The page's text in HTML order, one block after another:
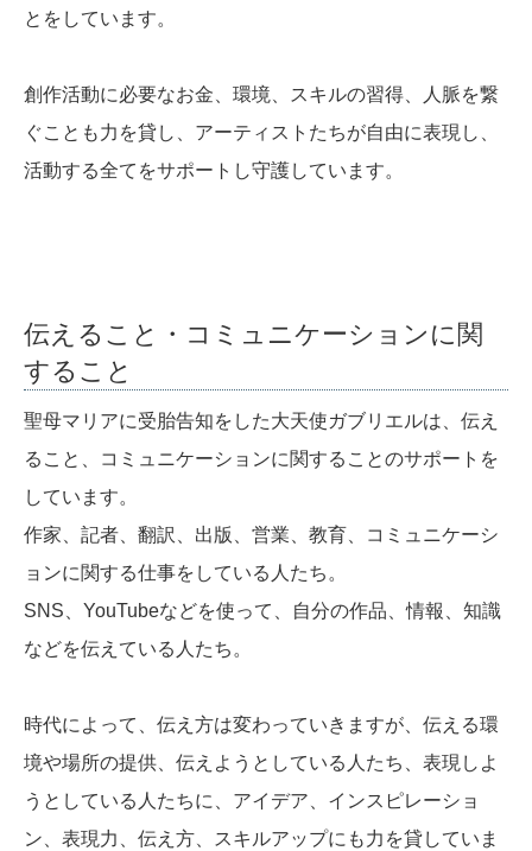
とをしています。
創作活動に必要なお金、環境、スキルの習得、人脈を繋
ぐことも力を貸し、アーティストたちが自由に表現し、
活動する全てをサポートし守護しています。
伝えること・コミュニケーションに関
すること
聖母マリアに受胎告知をした大天使ガブリエルは、伝え
ること、コミュニケーションに関することのサポートを
しています。
作家、記者、翻訳、出版、営業、教育、コミュニケーシ
ョンに関する仕事をしている人たち。
SNS、YouTubeなどを使って、自分の作品、情報、知識
などを伝えている人たち。
時代によって、伝え方は変わっていきますが、伝える環
境や場所の提供、伝えようとしている人たち、表現しよ
うとしている人たちに、アイデア、インスピレーショ
ン、表現力、伝え方、スキルアップにも力を貸していま